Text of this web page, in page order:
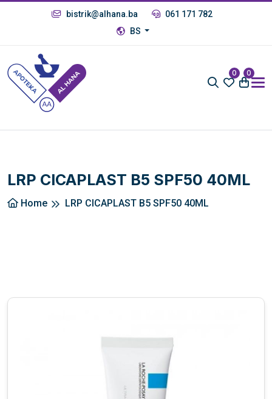
bistrik@alhana.ba
061 171 782
BS
0 0
LRP CICAPLAST B5 SPF50 40ML
Home LRP CICAPLAST B5 SPF50 40ML